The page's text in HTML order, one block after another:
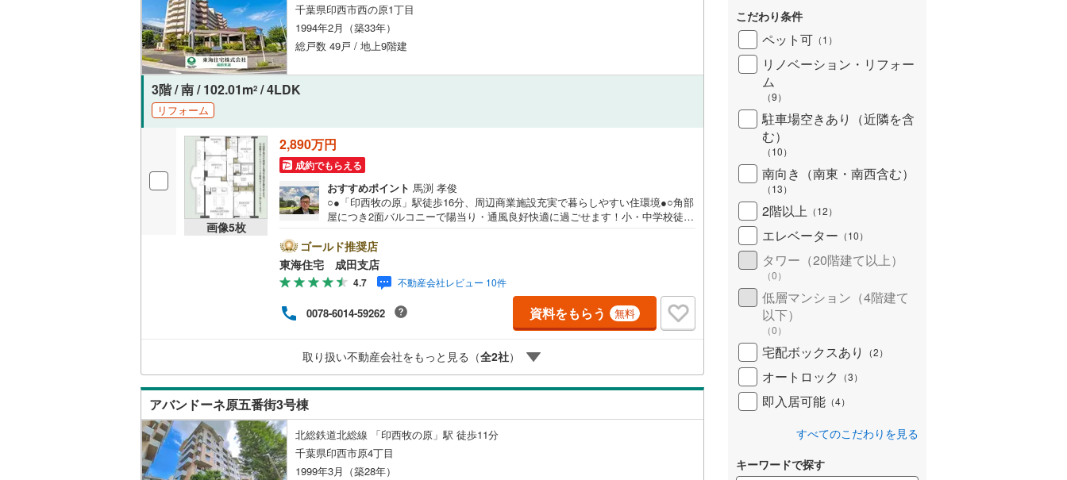
千葉県印西市西の原1丁目
1994年2月（築33年）
総戸数 49戸 / 地上9階建
3階 / 南 / 102.01m2 / 4LDK
リフォーム
画像5枚
2,890万円
成約でもらえる
おすすめポイント 馬渕 孝俊
○●「印西牧の原」駅徒歩16分、周辺商業施設充実で暮らしやすい住環境●○角部
屋につき2面バルコニーで陽当り・通風良好快適に過ごせます！小・中学校徒歩
案内可能です、気になる物件まとめてご紹介いたします●この街を知り尽くした
プロだから、「買う」も「売る」も強い。初めての購入でも、住み替えでも、
地域密着55年の東海住宅がトータルサポート！本日、明日内覧ご希望の方はお
電話がスムーズです【通話料無料】是非、お気軽にお問い合わせください！
ゴールド推奨店
東海住宅 成田支店
4.7 不動産会社レビュー 10件
0078-6014-59262 資料をもらう 無料
取り扱い不動産会社をもっと見る（全2社）
アバンドーネ原五番街3号棟
北総鉄道北総線 「印西牧の原」駅 徒歩11分
千葉県印西市原4丁目
1999年3月（築28年）
こだわり条件
ペット可 （1 ）
リノベーション・リフォー
ム
（9）
駐車場空きあり（近隣を含
む）
（10）
南向き（南東・南西含む）
（13）
2階以上 （12）
エレベーター （10）
タワー（20階建て以上）
（0）
低層マンション（4階建て
以下）
（0）
宅配ボックスあり （2）
オートロック （3）
即入居可能 （4）
すべてのこだわりを見る
キーワードで探す